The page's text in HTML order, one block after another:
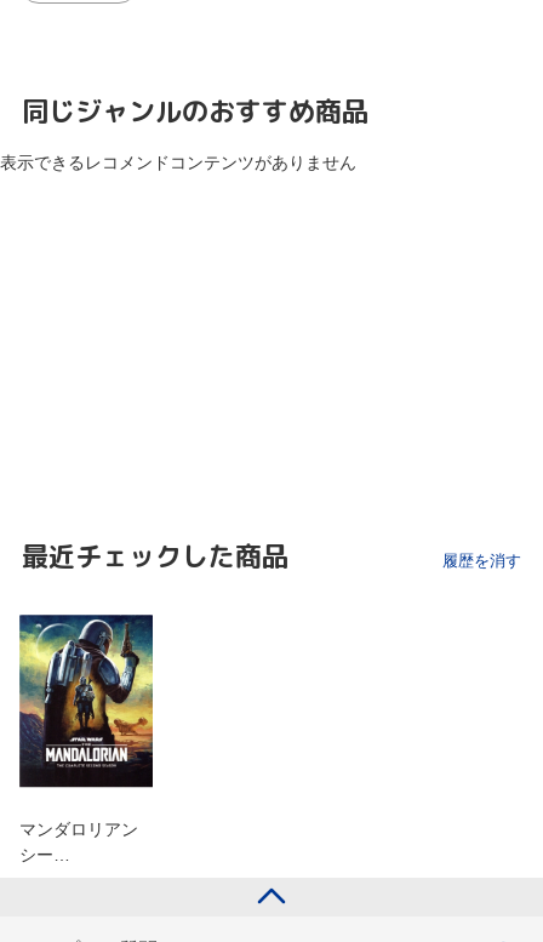
同じジャンルのおすすめ商品
表示できるレコメンドコンテンツがありません
最近チェックした商品 履歴を消す
マンダロリアン
シー…